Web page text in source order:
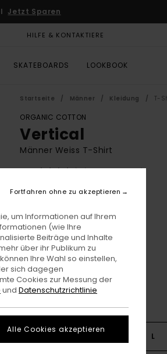
Jetzt Sparen
HILFE & KONTAKTIERE
SKATEBOARDS LOOKBOOK
Startseite Männer Kleidung T-
ORGANIC COTTON
Vertical
Männer Weiss T-Shirt
4.7
ECO-BONUS
FarbeOptic White
S L
um Informationen auf Ihrem
(wie Ihre
Beiträge und Inhalte
über ihr Publikum zu
Ihre Wahl so einstellen,
sich dagegen
Cookies zur Messung der
und Datenschutzrichtlinie
Fortfahren ohne zu akzeptieren
Alle Cookies akzeptieren